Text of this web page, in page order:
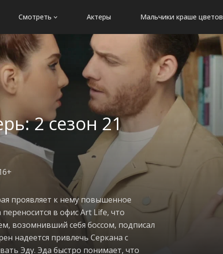
Смотреть Актеры Мальчики краше цветов
2 сезон 21
проявляет к нему повышенное
в офис Art Life, что
возомнивший себя боссом, подписал
надеется привлечь Серкана с
Эду. Эда быстро понимает, что